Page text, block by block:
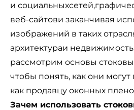
и социальныхсетей,
веб-сайтови заканчивая
изображений в таких
архитектураи
рассмотрим основы
чтобы понять, как они могут
как продавцу оконных
Зачем использовать